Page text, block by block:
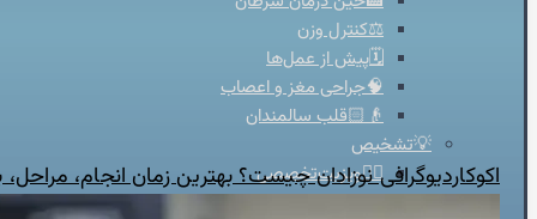
⚖️کنترل وزن
🗓️پیش از عمل‌ها
🧠جراحی مغز و اعصاب
👴🏻قلب سالمندان
💡تشخیص
👨‍⚕️ویزیت‌تخصصی
🫀ساختارقلب
اکوکاردیوگرافی نوزادان چیست؟ بهترین زمان انجام،